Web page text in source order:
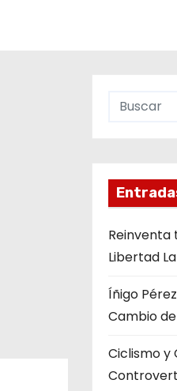
Reinventa
Libertad
Íñigo
Cambio
Ciclismo y